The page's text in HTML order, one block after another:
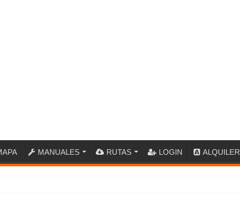
MANUALES RUTAS LOGIN ALQUILER